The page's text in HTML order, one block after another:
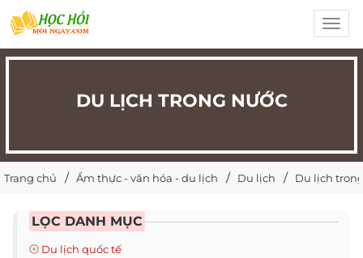
DU LỊCH TRONG NƯỚC
Trang chủ Ẩm thực - văn hóa - du lịch Du lịch Du lịch
LỌC DANH MỤC
Du lịch quốc tế